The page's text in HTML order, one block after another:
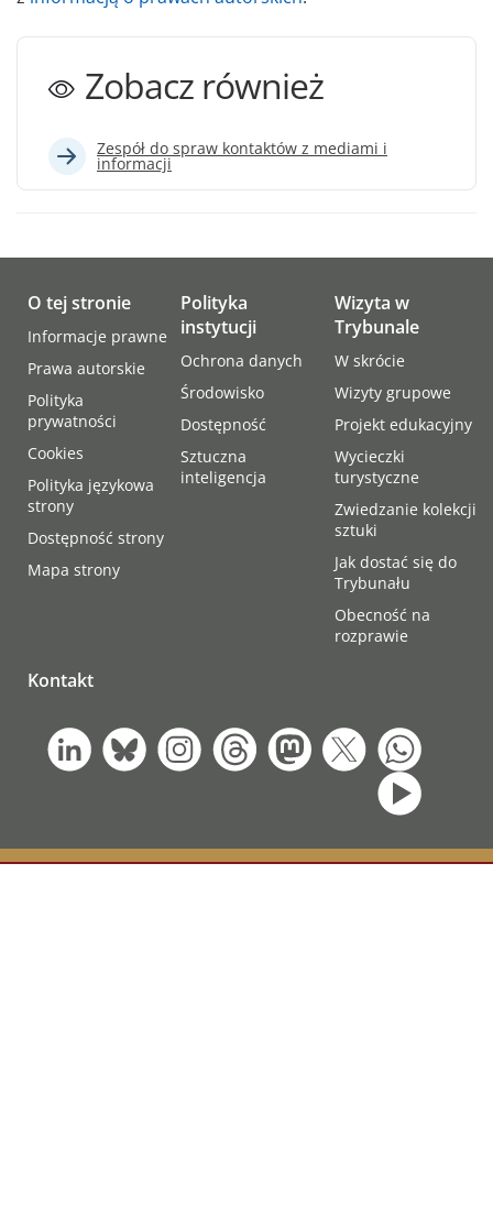
Zobacz również
Zespół do spraw kontaktów z mediami i
informacji
O tej stronie
Informacje prawne
Prawa autorskie
Polityka
prywatności
Cookies
Polityka językowa
strony
Dostępność strony
Mapa strony
Polityka
instytucji
Ochrona danych
Środowisko
Dostępność
Sztuczna
inteligencja
Wizyta w
Trybunale
W skrócie
Wizyty grupowe
Projekt edukacyjny
Wycieczki
turystyczne
Zwiedzanie kolekcji
sztuki
Jak dostać się do
Trybunału
Obecność na
rozprawie
Kontakt